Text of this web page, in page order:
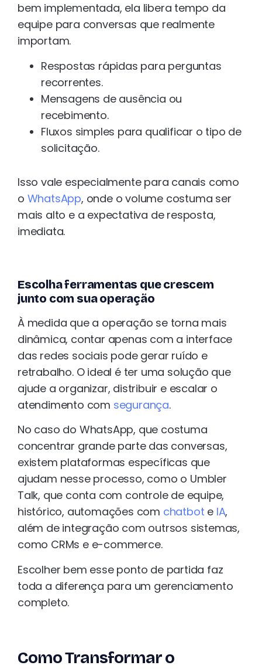
bem implementada, ela libera tempo da
equipe para conversas que realmente
importam.
Respostas rápidas para perguntas
recorrentes.
Mensagens de ausência ou
recebimento.
Fluxos simples para qualificar o tipo de
solicitação.
Isso vale especialmente para canais como
o WhatsApp, onde o volume costuma ser
mais alto e a expectativa de resposta,
imediata.
Escolha ferramentas que crescem
junto com sua operação
À medida que a operação se torna mais
dinâmica, contar apenas com a interface
das redes sociais pode gerar ruído e
retrabalho. O ideal é ter uma solução que
ajude a organizar, distribuir e escalar o
atendimento com segurança.
No caso do WhatsApp, que costuma
concentrar grande parte das conversas,
existem plataformas específicas que
ajudam nesse processo, como o Umbler
Talk, que conta com controle de equipe,
histórico, automações com chatbot e IA,
além de integração com outrsos sistemas,
como CRMs e e-commerce.
Escolher bem esse ponto de partida faz
toda a diferença para um gerenciamento
completo.
Como Transformar o